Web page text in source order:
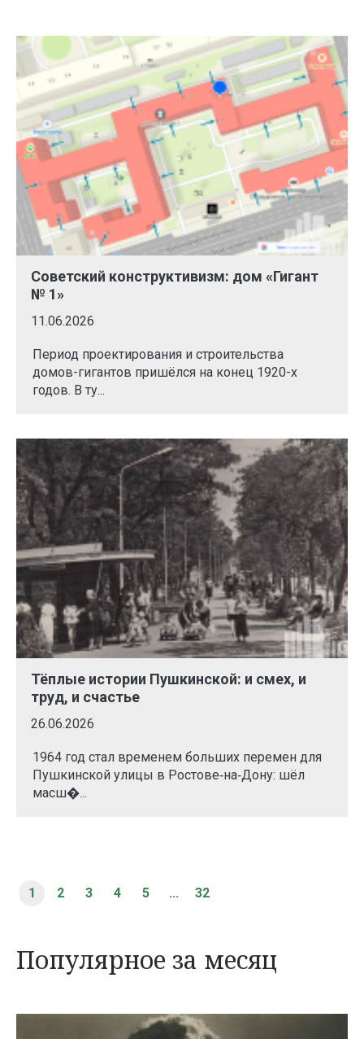
Советский конструктивизм: дом «Гигант
№ 1»
11.06.2026
Период проектирования и строительства
домов-гигантов пришёлся на конец 1920-х
годов. В ту...
Тёплые истории Пушкинской: и смех, и
труд, и счастье
26.06.2026
1964 год стал временем больших перемен для
Пушкинской улицы в Ростове‑на‑Дону: шёл
масш�...
1 2 3 4 5 ... 32
Популярное за месяц